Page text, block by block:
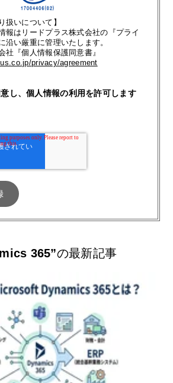
扱いについて】
報はリードプラス株式会社の『プライ
沿い厳重に管理いたします。
社『個人情報保護同意書』
privacy/agreement
意し、個人情報の利用を許可します
365”の最新記事